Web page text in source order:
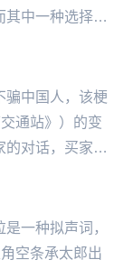
其中一种选择方
骗中国人，该梗
通站》）的变
的对话，买家害
一种拟声词，
空条承太郎出